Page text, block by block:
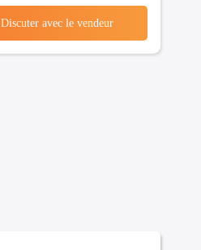
Discuter avec le vendeur